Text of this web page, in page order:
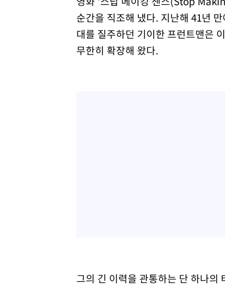
순간을 직조해 냈다. 지난해 41년
대를 질주하던 기이한 프런트맨은
무한히 확장해 왔다.
그의 긴 이력을 관통하는 단 하나